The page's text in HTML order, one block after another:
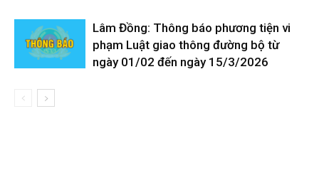
Lâm Đồng: Thông báo phương tiện vi
phạm Luật giao thông đường bộ từ
ngày 01/02 đến ngày 15/3/2026